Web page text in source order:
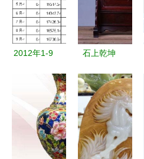
2012年1-9
数据分析
规模、趋势
与市场洞察
石上乾坤
韵中的古韵
屏风艺术